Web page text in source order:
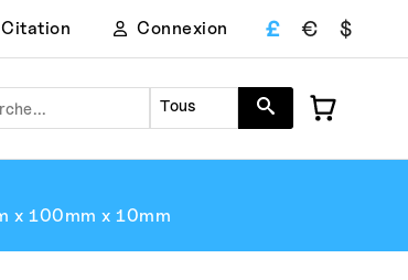
Citation Connexion £ € $
Tous
x 100mm x 10mm